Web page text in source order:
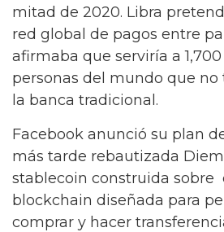
mitad de 2020. Libra
red global de pagos entre
afirmaba que serviría a
personas del mundo que no
la banca tradicional.
Facebook anunció su plan
más tarde rebautizada
stablecoin construida sobre
blockchain diseñada para
comprar y hacer